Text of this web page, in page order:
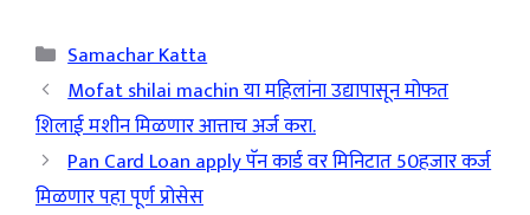
Categories
Samachar Katta
Mofat shilai machin या महिलांना उद्यापासून मोफत
शिलाई मशीन मिळणार आत्ताच अर्ज करा.
Pan Card Loan apply पॅन कार्ड वर मिनिटात 50हजार कर्ज
मिळणार पहा पूर्ण प्रोसेस